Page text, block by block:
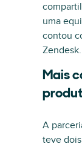
uma
contou
Zendesk.
Mais
A
teve